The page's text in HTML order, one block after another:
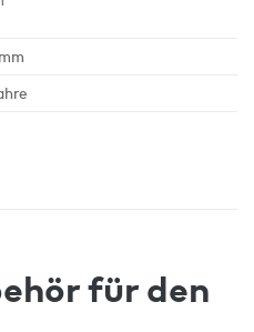
für den